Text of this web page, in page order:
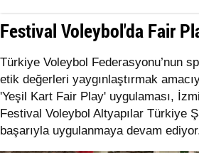
Festival Voleybol'da Fair
Türkiye Voleybol Federasyonu’nun
etik değerleri yaygınlaştırmak
'Yeşil Kart Fair Play' uygulaması,
Festival Voleybol Altyapılar Türkiye
başarıyla uygulanmaya devam